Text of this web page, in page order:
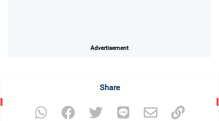
Advertisement
Share